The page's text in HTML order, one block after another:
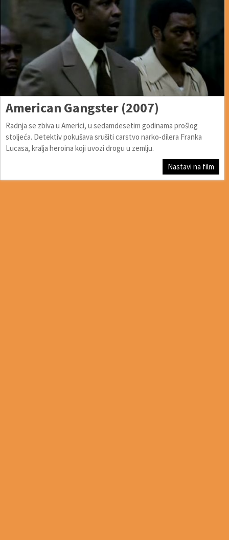
American Gangster (2007)
Radnja se zbiva u Americi, u sedamdesetim godinama prošlog
stoljeća. Detektiv pokušava srušiti carstvo narko-dilera Franka
Lucasa, kralja heroina koji uvozi drogu u zemlju.
Nastavi na film